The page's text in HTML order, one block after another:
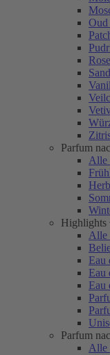
Oud
Parfum
Alle
Highlights
Alle
Eau
Eau
Eau
Parfum
Alle